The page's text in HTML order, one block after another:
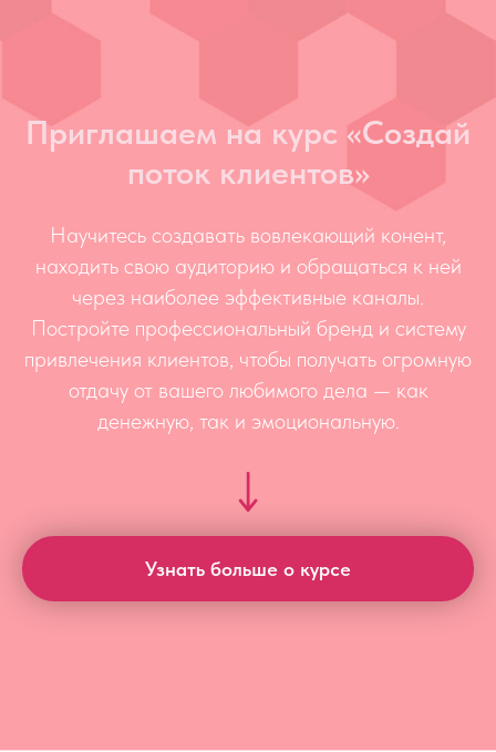
Приглашаем на курс «Создай
поток клиентов»
Научитесь создавать вовлекающий конент,
находить свою аудиторию и обращаться к ней
через наиболее эффективные каналы.
Постройте профессиональный бренд и систему
привлечения клиентов, чтобы получать огромную
отдачу от вашего любимого дела — как
денежную, так и эмоциональную.
Узнать больше о курсе